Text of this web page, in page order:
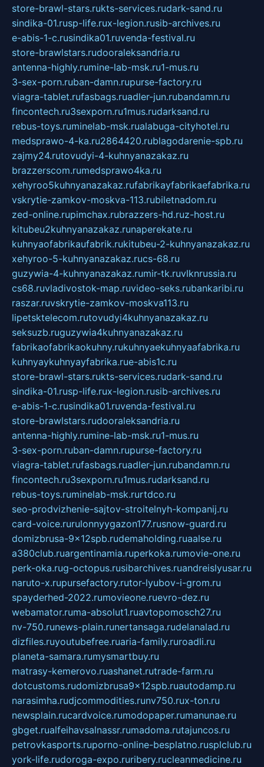
store-brawl-stars.rukts-services.rudark-sand.ru
sindika-01.rusp-life.rux-legion.rusib-archives.ru
e-abis-1-c.rusindika01.ruvenda-festival.ru
store-brawlstars.rudooraleksandria.ru
antenna-highly.rumine-lab-msk.ru1-mus.ru
3-sex-porn.ruban-damn.rupurse-factory.ru
viagra-tablet.rufasbags.ruadler-jun.rubandamn.ru
fincontech.ru3sexporn.ru1mus.rudarksand.ru
rebus-toys.ruminelab-msk.rualabuga-cityhotel.ru
medsprawo-4-ka.ru2864420.rublagodarenie-spb.ru
zajmy24.rutovudyi-4-kuhnyanazakaz.ru
brazzerscom.rumedsprawo4ka.ru
xehyroo5kuhnyanazakaz.rufabrikayfabrikaefabrika.ru
vskrytie-zamkov-moskva-113.rubiletnadom.ru
zed-online.rupimchax.rubrazzers-hd.ruz-host.ru
kitubeu2kuhnyanazakaz.runaperekate.ru
kuhnyaofabrikaufabrik.rukitubeu-2-kuhnyanazakaz.ru
xehyroo-5-kuhnyanazakaz.rucs-68.ru
guzywia-4-kuhnyanazakaz.rumir-tk.ruvlknrussia.ru
cs68.ruvladivostok-map.ruvideo-seks.rubankaribi.ru
raszar.ruvskrytie-zamkov-moskva113.ru
lipetsktelecom.rutovudyi4kuhnyanazakaz.ru
seksuzb.ruguzywia4kuhnyanazakaz.ru
fabrikaofabrikaokuhny.rukuhnyaekuhnyaafabrika.ru
kuhnyaykuhnyayfabrika.rue-abis1c.ru
store-brawl-stars.rukts-services.rudark-sand.ru
sindika-01.rusp-life.rux-legion.rusib-archives.ru
e-abis-1-c.rusindika01.ruvenda-festival.ru
store-brawlstars.rudooraleksandria.ru
antenna-highly.rumine-lab-msk.ru1-mus.ru
3-sex-porn.ruban-damn.rupurse-factory.ru
viagra-tablet.rufasbags.ruadler-jun.rubandamn.ru
fincontech.ru3sexporn.ru1mus.rudarksand.ru
rebus-toys.ruminelab-msk.rurtdco.ru
seo-prodvizhenie-sajtov-stroitelnyh-kompanij.ru
card-voice.rurulonnyygazon177.rusnow-guard.ru
domizbrusa-9x12spb.rudemaholding.ruaalse.ru
a380club.ruargentinamia.ruperkoka.rumovie-one.ru
perk-oka.rug-octopus.rusibarchives.ruandreislyusar.ru
naruto-x.rupursefactory.rutor-lyubov-i-grom.ru
spayderhed-2022.rumovieone.ruevro-dez.ru
webamator.ruma-absolut1.ruavtopomosch27.ru
nv-750.runews-plain.runertansaga.rudelanalad.ru
dizfiles.ruyoutubefree.ruaria-family.ruroadli.ru
planeta-samara.rumysmartbuy.ru
matrasy-kemerovo.ruashanet.rutrade-farm.ru
dotcustoms.rudomizbrusa9x12spb.ruautodamp.ru
narasimha.rudjcommodities.runv750.rux-ton.ru
newsplain.rucardvoice.rumodopaper.rumanunae.ru
gbget.rualfeihavsalnassr.rumadoma.rutajuncos.ru
petrovkasports.ruporno-online-besplatno.rusplclub.ru
york-life.rudoroga-expo.ruribery.rucleanmedicine.ru